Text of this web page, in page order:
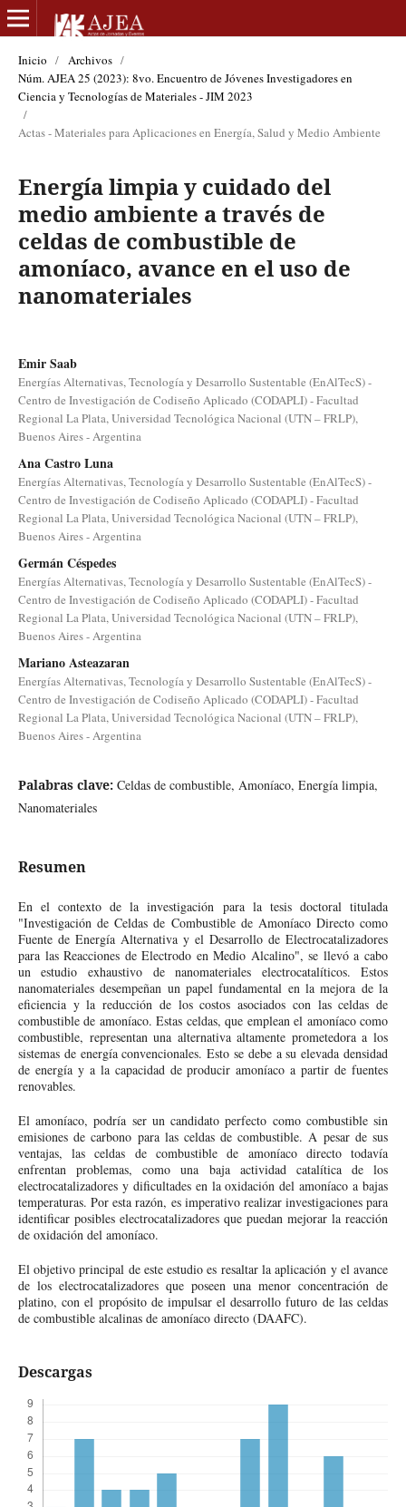
Inicio / Archivos /
Núm. AJEA 25 (2023): 8vo. Encuentro de Jóvenes Investigadores en
Ciencia y Tecnologías de Materiales - JIM 2023
/
Actas - Materiales para Aplicaciones en Energía, Salud y Medio Ambiente
Energía limpia y cuidado del
medio ambiente a través de
celdas de combustible de
amoníaco, avance en el uso de
nanomateriales
Emir Saab
Energías Alternativas, Tecnología y Desarrollo Sustentable (EnAlTecS) -
Centro de Investigación de Codiseño Aplicado (CODAPLI) - Facultad
Regional La Plata, Universidad Tecnológica Nacional (UTN – FRLP),
Buenos Aires - Argentina
Ana Castro Luna
Energías Alternativas, Tecnología y Desarrollo Sustentable (EnAlTecS) -
Centro de Investigación de Codiseño Aplicado (CODAPLI) - Facultad
Regional La Plata, Universidad Tecnológica Nacional (UTN – FRLP),
Buenos Aires - Argentina
Germán Céspedes
Energías Alternativas, Tecnología y Desarrollo Sustentable (EnAlTecS) -
Centro de Investigación de Codiseño Aplicado (CODAPLI) - Facultad
Regional La Plata, Universidad Tecnológica Nacional (UTN – FRLP),
Buenos Aires - Argentina
Mariano Asteazaran
Energías Alternativas, Tecnología y Desarrollo Sustentable (EnAlTecS) -
Centro de Investigación de Codiseño Aplicado (CODAPLI) - Facultad
Regional La Plata, Universidad Tecnológica Nacional (UTN – FRLP),
Buenos Aires - Argentina
Palabras clave: Celdas de combustible, Amoníaco, Energía limpia,
Nanomateriales
Resumen
En el contexto de la investigación para la tesis doctoral titulada
"Investigación de Celdas de Combustible de Amoníaco Directo como
Fuente de Energía Alternativa y el Desarrollo de Electrocatalizadores
para las Reacciones de Electrodo en Medio Alcalino", se llevó a cabo
un estudio exhaustivo de nanomateriales electrocatalíticos. Estos
nanomateriales desempeñan un papel fundamental en la mejora de la
eficiencia y la reducción de los costos asociados con las celdas de
combustible de amoníaco. Estas celdas, que emplean el amoníaco como
combustible, representan una alternativa altamente prometedora a los
sistemas de energía convencionales. Esto se debe a su elevada densidad
de energía y a la capacidad de producir amoníaco a partir de fuentes
renovables.
El amoníaco, podría ser un candidato perfecto como combustible sin
emisiones de carbono para las celdas de combustible. A pesar de sus
ventajas, las celdas de combustible de amoníaco directo todavía
enfrentan problemas, como una baja actividad catalítica de los
electrocatalizadores y dificultades en la oxidación del amoníaco a bajas
temperaturas. Por esta razón, es imperativo realizar investigaciones para
identificar posibles electrocatalizadores que puedan mejorar la reacción
de oxidación del amoníaco.
El objetivo principal de este estudio es resaltar la aplicación y el avance
de los electrocatalizadores que poseen una menor concentración de
platino, con el propósito de impulsar el desarrollo futuro de las celdas
de combustible alcalinas de amoníaco directo (DAAFC).
Descargas